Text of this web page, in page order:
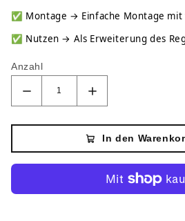
✅ Montage → Einfache Montage mit
✅ Nutzen → Als Erweiterung des
Anzahl
In den